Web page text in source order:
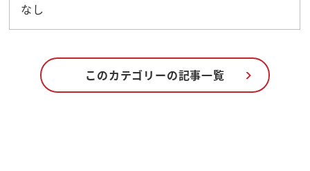
なし
このカテゴリーの記事一覧